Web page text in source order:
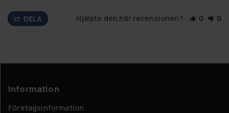
DELA Hjälpte den här recensionen? 0 0
Information
Företagsinformation